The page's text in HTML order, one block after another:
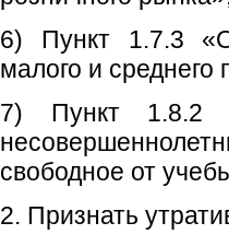
6) Пункт 1.7.3
малого и среднего
7) Пункт 1.8.2
свободное от
2. Признать